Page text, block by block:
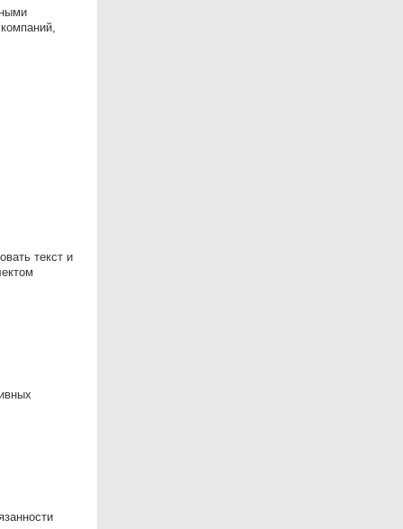
текст и